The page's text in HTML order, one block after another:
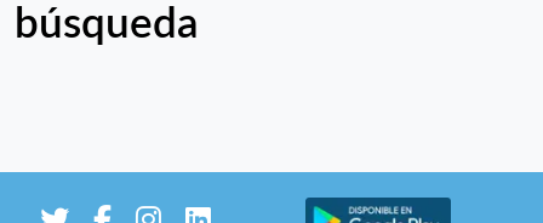
búsqueda